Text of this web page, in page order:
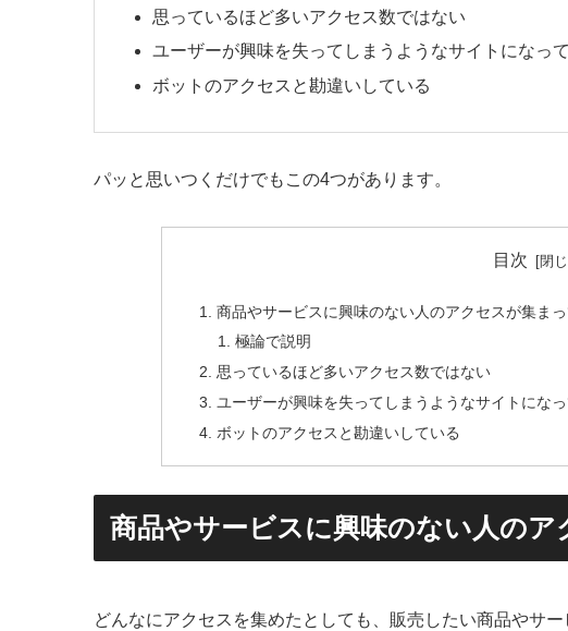
思っているほど多いアクセス数ではない
ユーザーが興味を失ってしまうようなサイトになっ
ボットのアクセスと勘違いしている
パッと思いつくだけでもこの4つがあります。
目次
商品やサービスに興味のない人のアクセスが集ま
極論で説明
思っているほど多いアクセス数ではない
ユーザーが興味を失ってしまうようなサイトにな
ボットのアクセスと勘違いしている
商品やサービスに興味のない人のア
どんなにアクセスを集めたとしても、販売したい商品やサ